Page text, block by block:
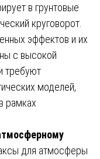
в грунтовые
круговорот.
эффектов и их
с высокой
требуют
моделей,
рамках
для атмосферы